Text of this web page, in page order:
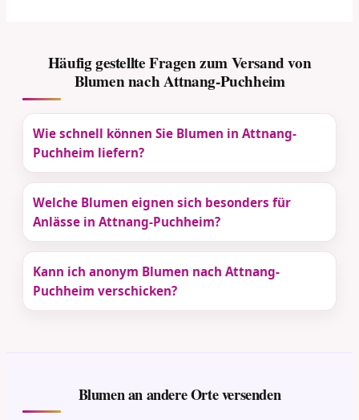
Häufig gestellte Fragen zum Versand von
Blumen nach Attnang-Puchheim
Wie schnell können Sie Blumen in Attnang-
Puchheim liefern?
Welche Blumen eignen sich besonders für
Anlässe in Attnang-Puchheim?
Kann ich anonym Blumen nach Attnang-
Puchheim verschicken?
Blumen an andere Orte versenden